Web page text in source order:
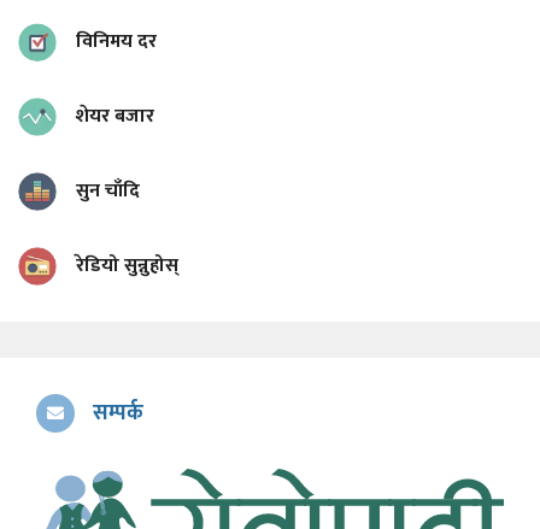
विनिमय दर
शेयर बजार
सुन चाँदि
रेडियो सुन्नुहोस्
सम्पर्क